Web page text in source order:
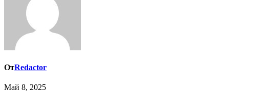
ОтRedactor
Май 8, 2025